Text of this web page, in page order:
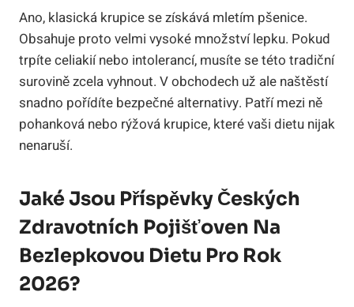
Ano, klasická krupice se získává mletím pšenice.
Obsahuje proto velmi vysoké množství lepku. Pokud
trpíte celiakií nebo intolerancí, musíte se této tradiční
surovině zcela vyhnout. V obchodech už ale naštěstí
snadno pořídíte bezpečné alternativy. Patří mezi ně
pohanková nebo rýžová krupice, které vaši dietu nijak
nenaruší.
Jaké Jsou Příspěvky Českých
Zdravotních Pojišťoven Na
Bezlepkovou Dietu Pro Rok
2026?